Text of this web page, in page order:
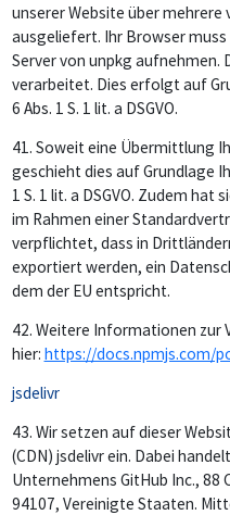
unserer Website über mehrere
ausgeliefert. Ihr Browser
Server von unpkg aufnehmen.
verarbeitet. Dies erfolgt auf
6 Abs. 1 S. 1 lit. a DSGVO.
41. Soweit eine Übermittlung
geschieht dies auf Grundlage
1 S. 1 lit. a DSGVO. Zudem
im Rahmen einer
verpflichtet, dass in
exportiert werden, ein
dem der EU entspricht.
42. Weitere Informationen zur
hier: https://docs.npmjs.com/
jsdelivr
43. Wir setzen auf dieser
(CDN) jsdelivr ein. Dabei
Unternehmens GitHub Inc., 88
94107, Vereinigte Staaten.